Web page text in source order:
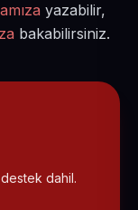
yazabilir,
bakabilirsiniz.
dahil.